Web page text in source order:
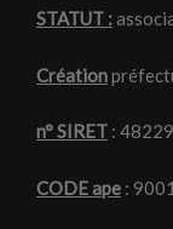
STATUT :
Création
n° SIRET :
CODE ape :